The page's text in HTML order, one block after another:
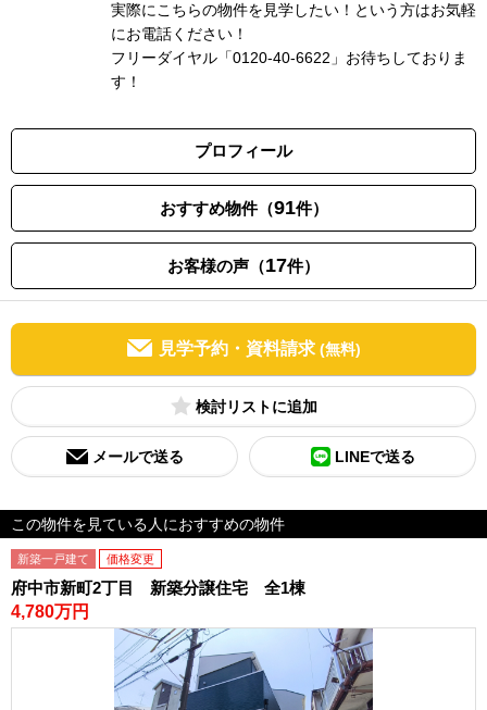
実際にこちらの物件を見学したい！という方はお気軽
にお電話ください！
フリーダイヤル「0120-40-6622」お待ちしておりま
す！
プロフィール
おすすめ物件（91件）
お客様の声（17件）
見学予約・資料請求 (無料)
検討リスト
メールで送る LINEで送る
この物件を見ている人におすすめの物件
新築一戸建て 価格変更
府中市新町2丁目 新築分譲住宅 全1棟
4,780万円